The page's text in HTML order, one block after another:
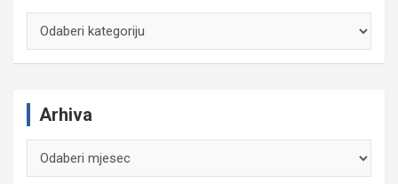
Arhiva